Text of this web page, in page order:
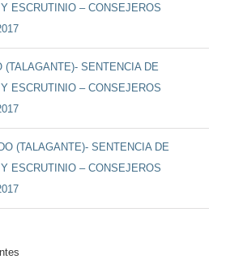
ESCRUTINIO – CONSEJEROS
(TALAGANTE)- SENTENCIA DE
ESCRUTINIO – CONSEJEROS
(TALAGANTE)- SENTENCIA DE
ESCRUTINIO – CONSEJEROS